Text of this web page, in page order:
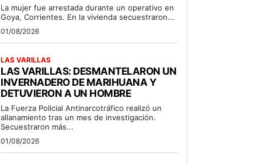
La mujer fue arrestada durante un operativo en
Goya, Corrientes. En la vivienda secuestraron...
01/08/2026
LAS VARILLAS
LAS VARILLAS: DESMANTELARON UN
INVERNADERO DE MARIHUANA Y
DETUVIERON A UN HOMBRE
La Fuerza Policial Antinarcotráfico realizó un
allanamiento tras un mes de investigación.
Secuestraron más...
01/08/2026